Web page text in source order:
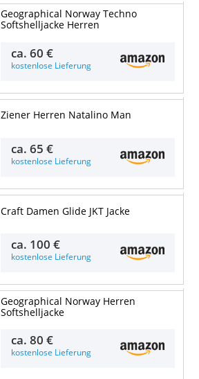
Geographical Norway Techno
Softshelljacke Herren
ca.60 €
kostenlose Lieferung
Ziener Herren Natalino Man
ca.65 €
kostenlose Lieferung
Craft Damen Glide JKT Jacke
ca. 100 €
kostenlose Lieferung
Geographical Norway Herren
Softshelljacke
ca.80 €
kostenlose Lieferung